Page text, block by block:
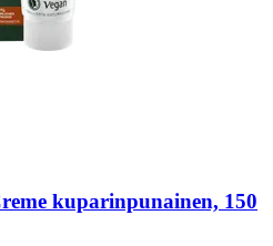
kuparinpunainen, 150